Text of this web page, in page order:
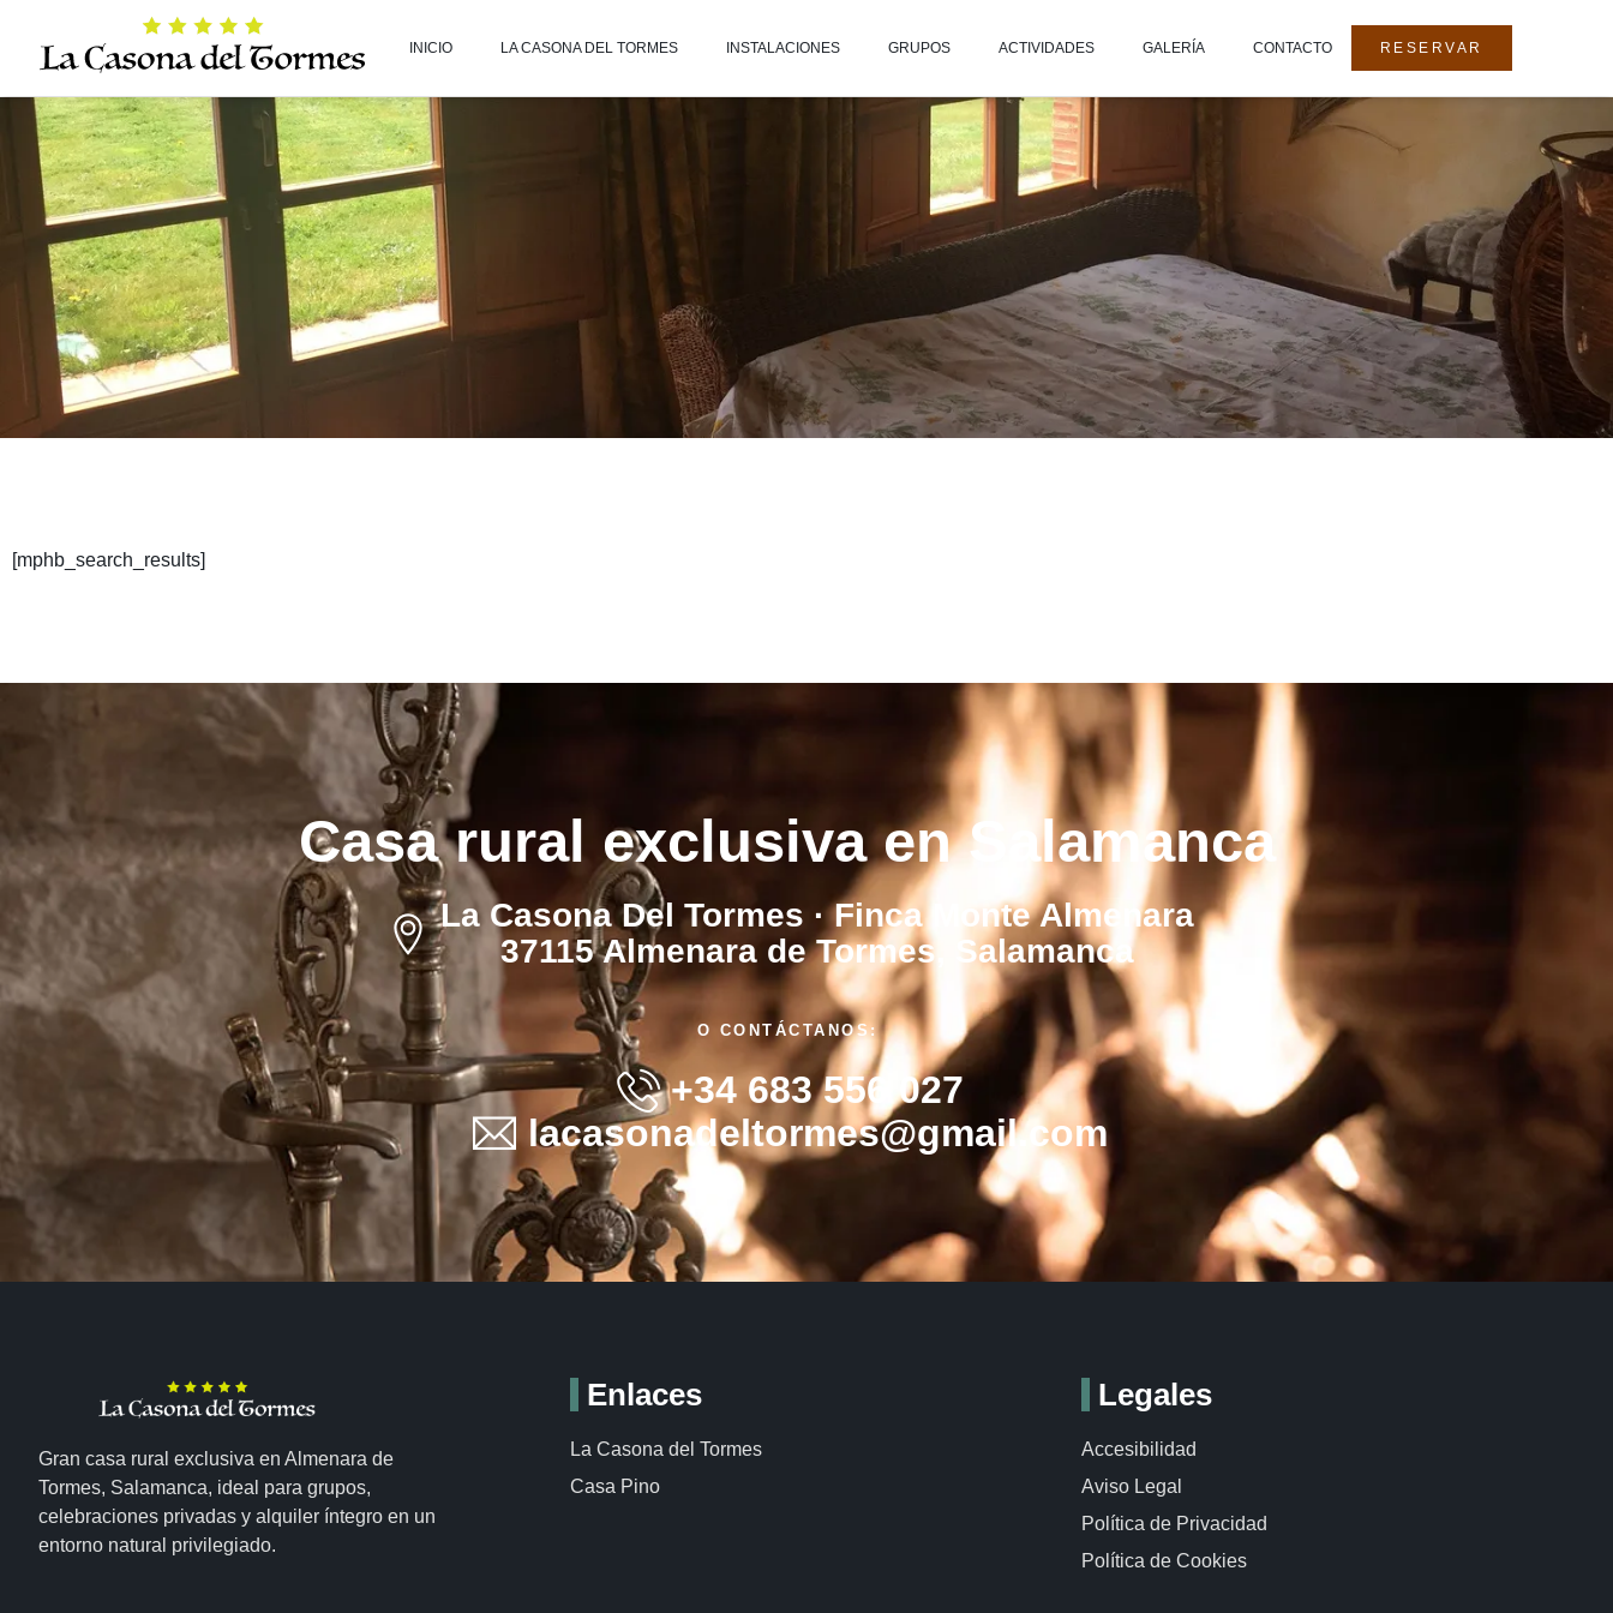
INICIO LA CASONA DEL TORMES INSTALACIONES GRUPOS ACTIVIDADES GALERÍA CONTACTO RESERVAR
[mphb_search_results]
Casa rural exclusiva en Salamanca
La Casona Del Tormes · Finca Monte Almenara
37115 Almenara de Tormes, Salamanca
O CONTÁCTANOS:
+34 683 556 027
lacasonadeltormes@gmail.com
Gran casa rural exclusiva en Almenara de
Tormes, Salamanca, ideal para grupos,
celebraciones privadas y alquiler íntegro en un
entorno natural privilegiado.
Enlaces
La Casona del Tormes
Casa Pino
Legales
Accesibilidad
Aviso Legal
Política de Privacidad
Política de Cookies